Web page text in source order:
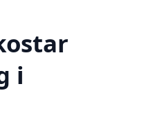
i